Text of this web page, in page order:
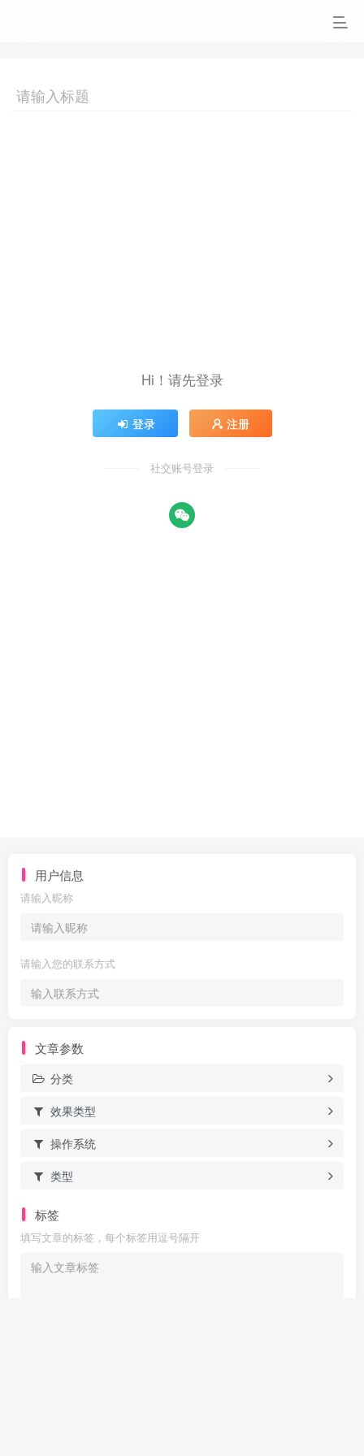
Hi！请先登录
登录 注册
社交账号登录
用户信息
请输入昵称
请输入您的联系方式
文章参数
分类
效果类型
操作系统
类型
标签
填写文章的标签，每个标签用逗号隔开